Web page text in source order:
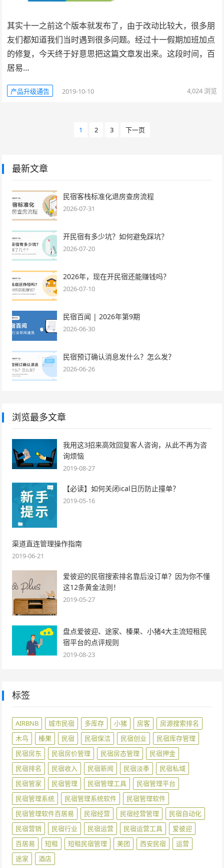
其实十一之前这个版本就发布了，由于改动比较大，很多朋
友们都知道我们当时遇到很多问题。经过十一假期加班加点
的修复，今天终于好意思把这篇文章发出来。这段时间，百
居易…
产品升级通告 2019-10-10 4,024浏览
航
1 2 3 下一页
最新文章
民宿客栈标准化退房查房流程
2026-07-31
开民宿有多少坑？如何避免踩坑？
2026-07-20
2026年，现在开民宿还能赚钱吗？
2026-07-10
民宿百闻 | 2026年第9期
2026-06-30
民宿预订确认消息发什么？怎么发？
2026-06-26
浏览最多文章
我用这3招来高效回复客人咨询，从此不再为咨
询烦恼
2019-08-27
【必读】如何关闭ical日历防止撞单？
2019-05-16
渠道直连管理操作指南
2019-06-21
爱彼迎的民宿搜索排名靠后没订单？因为你不懂
这12条黄金法则！
2019-05-27
盘点爱彼迎、途家、榛果、小猪4大主流短租民
宿平台的点评规则
2019-08-23
标签
AIRBNB 城市民宿 多库存 小猪 房客
房源搜索排名
木鸟
榛果 民宿 民宿保洁 民宿创业
民宿库存管理
民宿房东
民宿房价管理 民宿房态管理
民宿押金
民宿排名
民宿收入 民宿新闻 民宿淡季
民宿私域
民宿管家
民宿管理 民宿管理工具
民宿管理平台
民宿管理系统
民宿管理系统软件
民宿管理软件
民宿管理软件百居易
民宿经营 民宿经营管理
民宿自动化
民宿营销
民宿行业 民宿运营 民宿运营工具
爱彼迎
百居易
短租 短租民宿管理 美团 西安民宿
运营
途家
酒店